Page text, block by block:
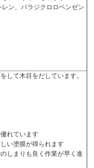
ン、パラジクロロベンゼン
して木目をだしています。
れています
い塗膜が得られます
しまりも良く作業が早く進